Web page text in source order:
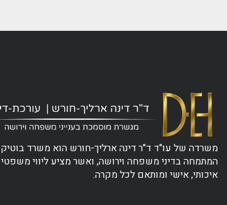
משרדה של עו"ד ד"ר דינה ארליך-חורש הוא משרד בוטיק
המתמחה בדיני משפחה וירושה, ואשר מציע ליווי משפטי
איכותי, אישי ומותאם לכל מקרה.